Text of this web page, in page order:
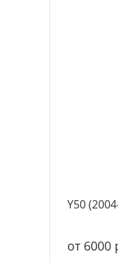
Y50
от 6000